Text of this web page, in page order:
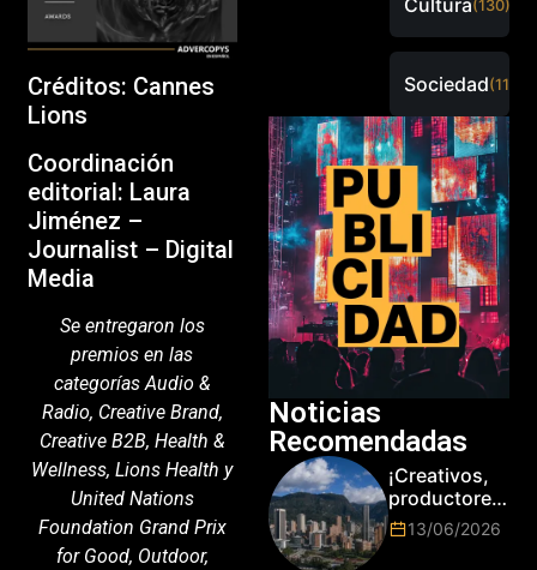
Créditos: Cannes
Lions
Coordinación
editorial: Laura
Jiménez –
Journalist – Digital
Media
Se entregaron los
premios en las
categorías Audio &
Radio, Creative Brand,
Creative B2B, Health &
Wellness, Lions Health y
United Nations
Foundation Grand Prix
for Good, Outdoor,
(130)
Sociedad(115)
Noticias
Recomendadas
¡Creativos,
productores
y cracks de
la tecnología
13/06/2026